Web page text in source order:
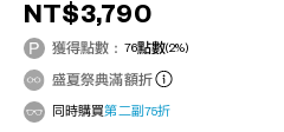
NT$3,790
獲得點數： 76點數(2%)
盛夏祭典滿額折
同時購買第二副75折